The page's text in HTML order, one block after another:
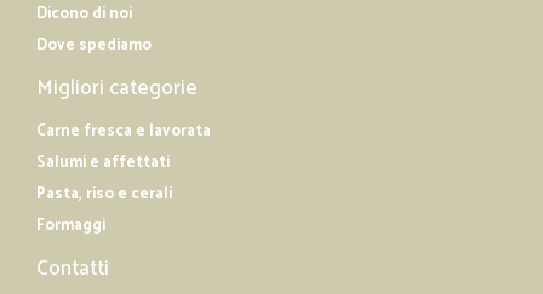
Dicono di noi
Dove spediamo
Migliori categorie
Carne fresca e lavorata
Salumi e affettati
Pasta, riso e cerali
Formaggi
Contatti